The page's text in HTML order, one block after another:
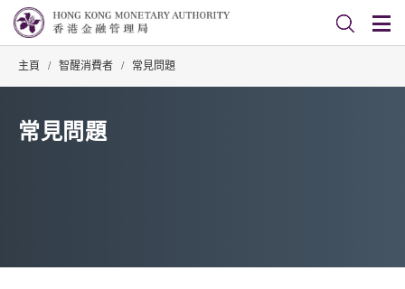
主頁 / 智醒消費者 / 常見問題
常見問題